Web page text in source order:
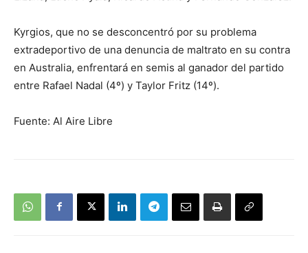
Kyrgios, que no se desconcentró por su problema
extradeportivo de una denuncia de maltrato en su contra
en Australia, enfrentará en semis al ganador del partido
entre Rafael Nadal (4º) y Taylor Fritz (14º).
Fuente: Al Aire Libre